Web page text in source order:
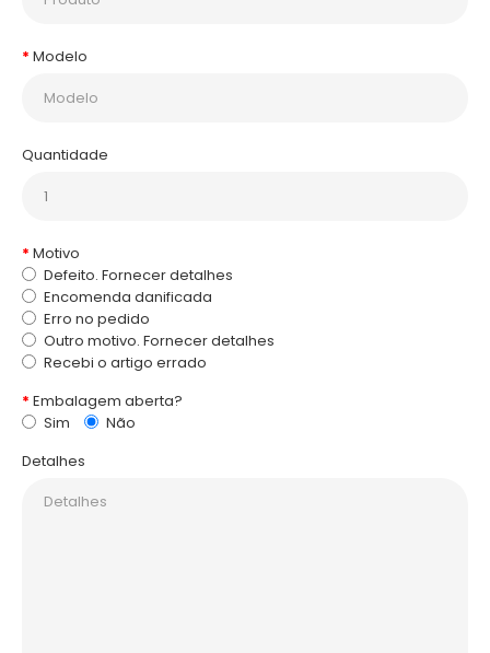
Modelo
Quantidade
Motivo
Defeito. Fornecer detalhes
Encomenda danificada
Erro no pedido
Outro motivo. Fornecer detalhes
Recebi o artigo errado
Embalagem aberta?
Sim
Não
Detalhes